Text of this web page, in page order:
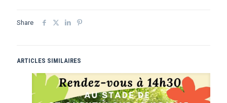
Share
ARTICLES SIMILAIRES